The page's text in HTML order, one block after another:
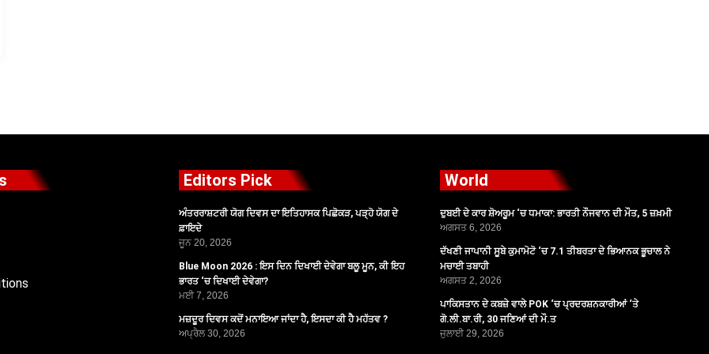
Editors Pick
ਅੰਤਰਰਾਸ਼ਟਰੀ ਯੋਗ ਦਿਵਸ ਦਾ ਇਤਿਹਾਸਕ ਪਿਛੋਕੜ, ਪੜ੍ਹੋ ਯੋਗ ਦੇ
ਫ਼ਾਇਦੇ
ਜੂਨ 20, 2026
Blue Moon 2026 : ਇਸ ਦਿਨ ਦਿਖਾਈ ਦੇਵੇਗਾ ਬਲੂ ਮੂਨ, ਕੀ ਇਹ
ਭਾਰਤ ‘ਚ ਦਿਖਾਈ ਦੇਵੇਗਾ?
ਮਈ 7, 2026
ਮਜ਼ਦੂਰ ਦਿਵਸ ਕਦੋਂ ਮਨਾਇਆ ਜਾਂਦਾ ਹੈ, ਇਸਦਾ ਕੀ ਹੈ ਮਹੱਤਵ ?
ਅਪ੍ਰੈਲ 30, 2026
World
ਦੁਬਈ ਦੇ ਕਾਰ ਸ਼ੋਅਰੂਮ ‘ਚ ਧਮਾਕਾ: ਭਾਰਤੀ ਨੌਜਵਾਨ ਦੀ ਮੌਤ, 5 ਜ਼ਖ਼ਮੀ
ਅਗਸਤ 6, 2026
ਦੱਖਣੀ ਜਾਪਾਨੀ ਸੂਬੇ ਕੁਮਾਮੋਟੋ ‘ਚ 7.1 ਤੀਬਰਤਾ ਦੇ ਭਿਆਨਕ ਭੂਚਾਲ ਨੇ
ਮਚਾਈ ਤਬਾਹੀ
ਅਗਸਤ 2, 2026
ਪਾਕਿਸਤਾਨ ਦੇ ਕਬਜ਼ੇ ਵਾਲੇ POK ‘ਚ ਪ੍ਰਦਰਸ਼ਨਕਾਰੀਆਂ ‘ਤੇ
ਗੋ.ਲੀ.ਬਾ.ਰੀ, 30 ਜਣਿਆਂ ਦੀ ਮੌ.ਤ
ਜੁਲਾਈ 29, 2026